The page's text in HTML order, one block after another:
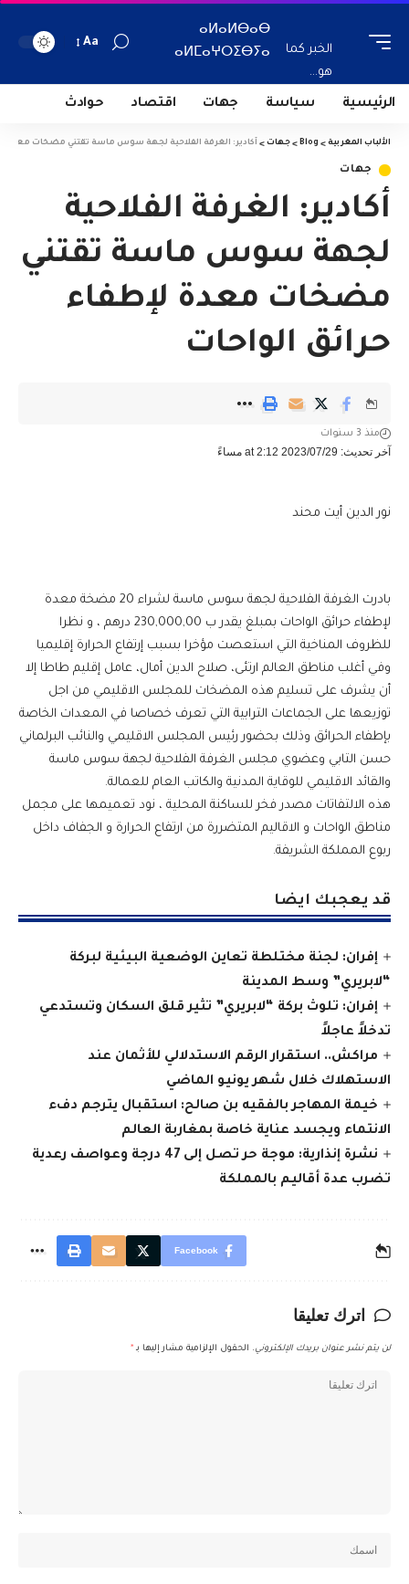
الخبر كما
هو...
ⴰⵍⴰⵍⴱⴰⴱ
ⴰⵍⵎⴰⵖⵔⵉⴱⵢⴰ
Aa
الرئيسية سياسة جهات اقتصاد حوادث
الألباب المغربية >
Blog
> جهات > أكادير: الغرفة الفلاحية لجهة سوس ماسة تقتني مضخات معدة
جهات
أكادير: الغرفة الفلاحية
لجهة سوس ماسة تقتني
مضخات معدة لإطفاء
حرائق الواحات
آخر تحديث: 2023/07/29 at 2:12 مساءً
منذ 3 سنوات
نور الدين أيت محند
بادرت الغرفة الفلاحية لجهة سوس ماسة لشراء 20 مضخة معدة
لإطفاء حرائق الواحات بمبلغ يقدر ب 230,000,00 درهم ، و نظرا
للظروف المناخية التي استعصت مؤخرا بسبب إرتفاع الحرارة إقليميا
وفي أغلب مناطق العالم ارتئى، صلاح الدين أمال، عامل إقليم طاطا إلا
أن يشرف على تسليم هذه المضخات للمجلس الاقليمي من اجل
توزيعها على الجماعات الترابية التي تعرف خصاصا في المعدات الخاصة
بإطفاء الحرائق وذلك بحضور رئيس المجلس الاقليمي والنائب البرلماني
حسن التابي وعضوي مجلس الغرفة الفلاحية لجهة سوس ماسة
والقائد الاقليمي للوقاية المدنية والكاتب العام للعمالة.
هذه الالتفاتات مصدر فخر للساكنة المحلية ، نود تعميمها على مجمل
مناطق الواحات و الاقاليم المتضررة من ارتفاع الحرارة و الجفاف داخل
ربوع المملكة الشريفة.
قد يعجبك ايضا
إفران: لجنة مختلطة تعاين الوضعية البيئية لبركة
“لابريري” وسط المدينة
إفران: تلوث بركة “لابريري” تثير قلق السكان وتستدعي
تدخلاً عاجلاً
مراكش.. استقرار الرقم الاستدلالي للأثمان عند
الاستهلاك خلال شهر يونيو الماضي
خيمة المهاجر بالفقيه بن صالح: استقبال يترجم دفء
الانتماء ويجسد عناية خاصة بمغاربة العالم
نشرة إنذارية: موجة حر تصل إلى 47 درجة وعواصف رعدية
تضرب عدة أقاليم بالمملكة
Facebook
اترك تعليقا
لن يتم نشر عنوان بريدك الإلكتروني. الحقول الإلزامية مشار إليها بـ *